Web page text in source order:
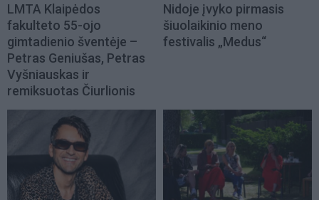
LMTA Klaipėdos
fakulteto 55-ojo
gimtadienio šventėje –
Petras Geniušas, Petras
Vyšniauskas ir
remiksuotas Čiurlionis
Nidoje įvyko pirmasis
šiuolaikinio meno
festivalis „Medus“